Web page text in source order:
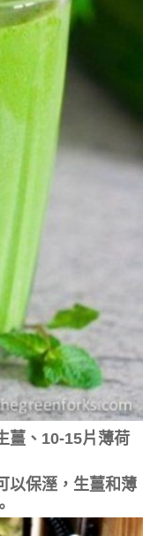
薑、10-15片薄荷
以保溼，生薑和薄